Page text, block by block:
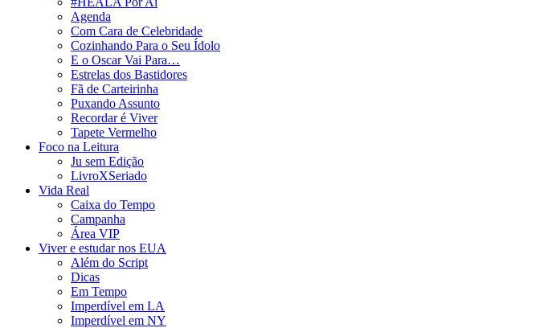
Agenda
Com Cara de Celebridade
Cozinhando Para o Seu Ídolo
E o Oscar Vai Para…
Estrelas dos Bastidores
Fã de Carteirinha
Puxando Assunto
Recordar é Viver
Tapete Vermelho
Foco na Leitura
Ju sem Edição
LivroXSeriado
Vida Real
Caixa do Tempo
Campanha
Área VIP
Viver e estudar nos EUA
Além do Script
Dicas
Em Tempo
Imperdível em LA
Imperdível em NY